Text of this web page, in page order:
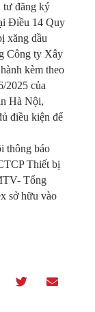
tư đăng ký
Điều 14 Quy
xăng dầu
Công ty Xây
kèm theo
2025 của
Hà Nội,
điều kiện để
thông báo
Thiết bị
Tổng
sở hữu vào